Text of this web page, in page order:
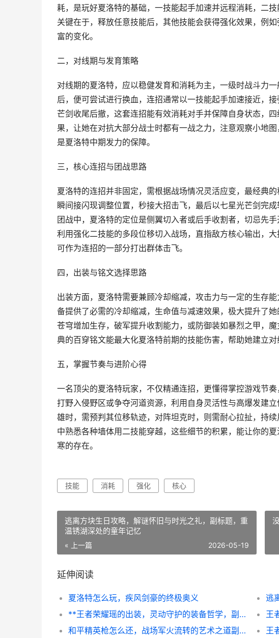
耗，是玩好夏洛特的基础，一技能起手加速并远程消耗，二
关键在于，释放任意技能后，其他技能会获得强化效果，例
富的变化。
二，对线期与发育策略
对线期的夏洛特，应以稳健发育和消耗为主，一级时战斗力
后，便可尝试进行换血，连招通常以一技能起手加速接近，
芒剑收尾后撤，这套连招能有效消耗对手并保障自身状态，
果，让她在对抗大部分战士时都有一战之力，注意观察小地
是夏洛特中期发力的保障。
三，核心连招与团战思路
夏洛特的连招并非固定，需根据战场情况灵活应变，最经典
瞬间接闪现调整位置，秒接大招击飞，最后以七星光芒剑完
团战中，夏洛特的定位是侧翼切入者或后手收割者，切忌先
利用强化二技能的多段位移切入战场，直指敌方核心输出，
可作为连招的一部分打出群体击飞。
四，出装与铭文选择思路
出装方面，夏洛特需要兼顾冷却缩减，攻击力与一定的生存
备提供了必需的冷却缩减，生命值与减速效果，极大提升了
苍穹增加生存，破军提升收割能力，或防御装如暴烈之甲，
典的百穿铭文能最大化夏洛特前期的技能伤害，帮助她建立对
五，掌握节奏与进阶心得
一名顶尖的夏洛特玩家，不仅精通连招，更懂得掌控游戏节
打野入侵野区或争夺河道资源，利用自身灵活性与高爆发建
雄时，需预判其位移轨迹，对阵坦克时，则需耐心拉扯，持
中熟悉各种墙体用二技能穿越，这些细节的积累，能让你的
寒的存在。
技能 消耗 强化 核心
逃离方块生日攻略，解谜怀旧与时光之礼，副标题，重
温锈湖深处的童年记忆
« 上一篇 2026-05-19
延伸阅读
夏洛特怎么玩，疾风剑豪的终极奥义
**王者荣耀瑶的出装，灵动守护的装备哲学，副标题，从辅助装到神装的全方位解析**
和平精英枪怎么还，战场军火流转的艺术之道副标题
王